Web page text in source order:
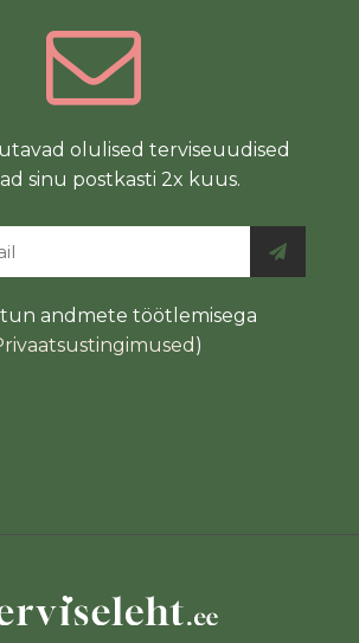
olulised terviseuudised
sinu postkasti 2x kuus.
andmete töötlemisega
)